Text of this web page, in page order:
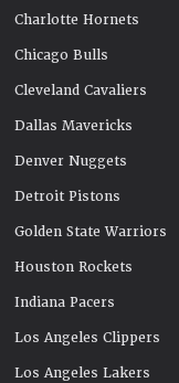
Charlotte Hornets
Chicago Bulls
Cleveland Cavaliers
Dallas Mavericks
Denver Nuggets
Detroit Pistons
Golden State Warriors
Houston Rockets
Indiana Pacers
Los Angeles Clippers
Los Angeles Lakers